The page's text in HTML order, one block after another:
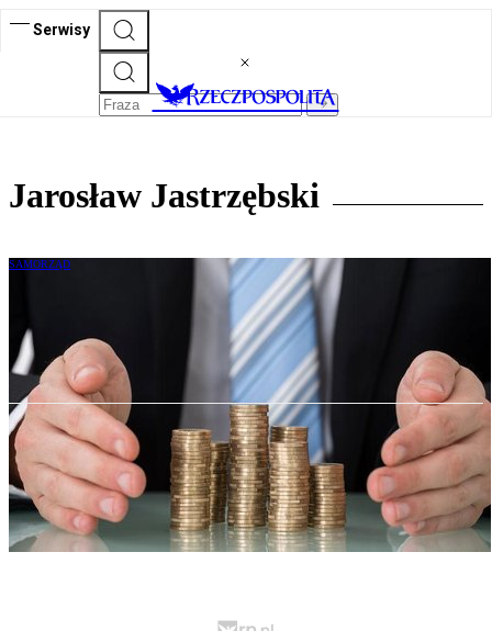
Serwisy
Jarosław Jastrzębski
SAMORZĄD
Budżet obywatelski: co czeka miasta w
nowej kadencji